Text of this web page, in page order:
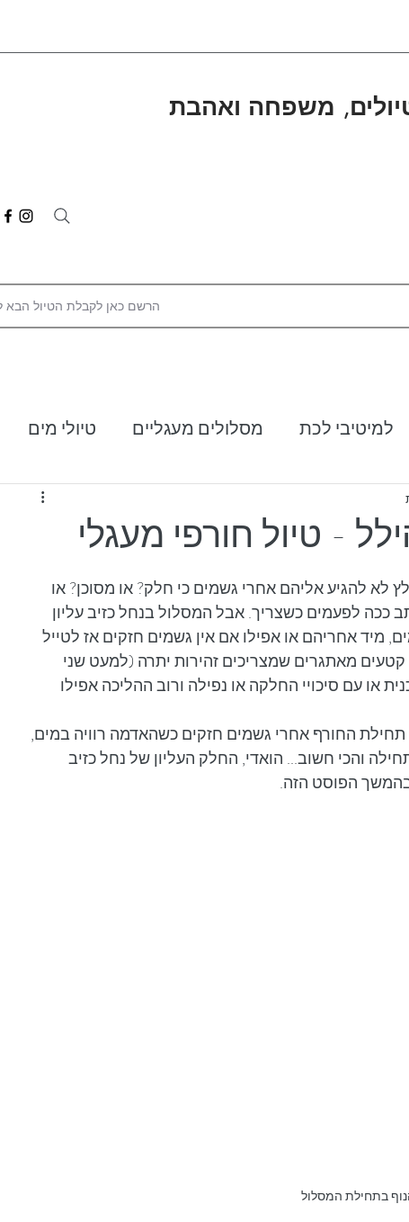
משפחה ואהבת
למיטיבי לכת מסלולים מעגליים טיולי מים
כרמל וגליל מערבי
- טיול חורפי מעגלי
לא להגיע אליהם אחרי גשמים כי חלק? או מסוכן? או
ככה לפעמים כשצריך. אבל המסלול בנחל כזיב עליון
מיד אחריהם או אפילו אם אין גשמים חזקים אז לטייל
מאתגרים שמצריכים זהירות יתרה (למעט שני
או עם סיכויי החלקה או נפילה ורוב ההליכה אפילו
החורף אחרי גשמים חזקים כשהאדמה רוויה במים,
והכי חשוב... הואדי, החלק העליון של נחל כזיב
הפוסט הזה.
בתחילת המסלול